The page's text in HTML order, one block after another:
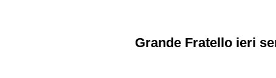
Grande Fratello ieri